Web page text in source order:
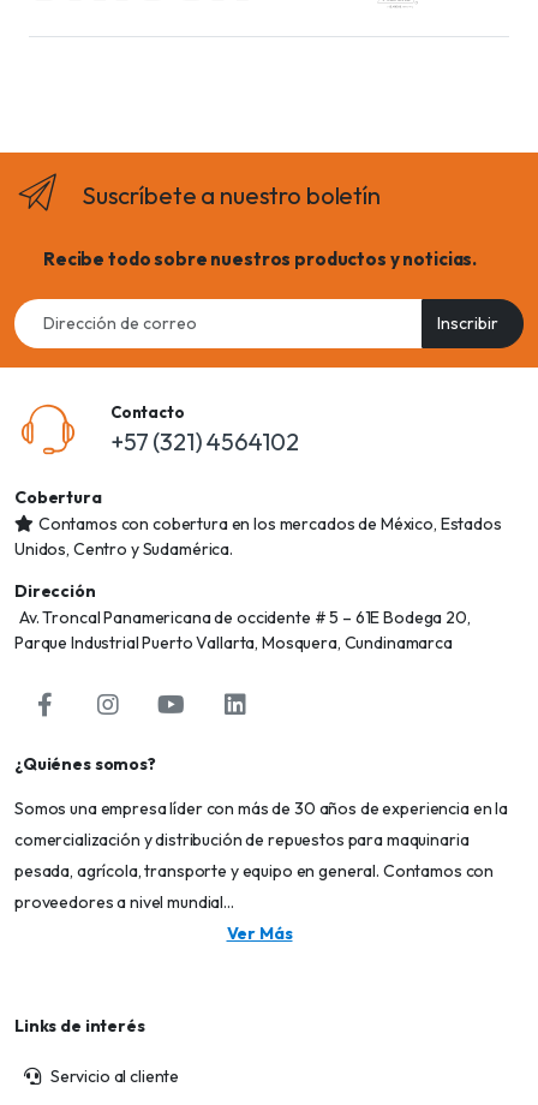
Suscríbete a nuestro boletín
Recibe todo sobre nuestros productos y noticias.
Email
address
Inscribir
Contacto
+57 (321) 4564102
Cobertura
Contamos con cobertura en los mercados de México, Estados
Unidos, Centro y Sudamérica.
Dirección
Av. Troncal Panamericana de occidente # 5 – 61E Bodega 20,
Parque Industrial Puerto Vallarta, Mosquera, Cundinamarca
¿Quiénes somos?
Somos una empresa líder con más de 30 años de experiencia en la
comercialización y distribución de repuestos para maquinaria
pesada, agrícola, transporte y equipo en general. Contamos con
proveedores a nivel mundial...
Ver Más
Links de interés
Servicio al cliente